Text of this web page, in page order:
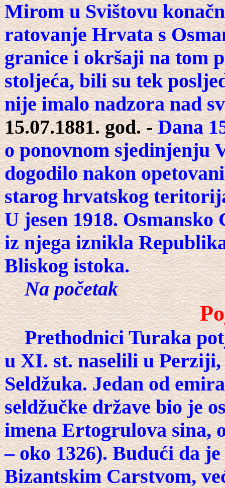
Mirom u Svištovu
ratovanje Hrvata s
granice i okršaji na tom
stoljeća, bili su tek
nije imalo nadzora nad
15.07.1881. god. -Dana
o ponovnom sjedinjenju
dogodilo nakon
starog hrvatskog
U jesen 1918.
iz njega iznikla
Bliskog istoka.
Na početak
Prethodnici Turaka
u XI. st. naselili u
Seldžuka. Jedan od
seldžučke države bio je
imena Ertogrulova sina,
– oko 1326). Budući da
Bizantskim Carstvom,